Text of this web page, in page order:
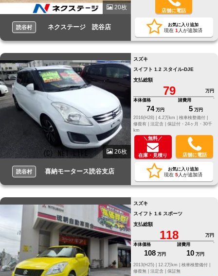
20枚
読谷村 ネクステージ 読谷店
店舗に電話
お気に入り追加
現在 1 人が追加済
26枚
読谷村 喜納モータース読谷支店
スズキ
スイフト 1.2 スタイル-DJE
支払総額
79
万円
本体価格
74 万円
諸費用
5 万円
2016(H28) |
4.2万km |
検車検整備付 |
修復有 | 法定含 | 保証付・24ヶ月・30千
km
＼無料／
在庫・見積り 店舗に電話
お気に入り追加
現在 5人が追加済
スズキ
スイフト 1.6 スポーツ
支払総額
118
万円
本体価格
108 万円
諸費用
10 万円
修復無 | 法定含 | 保証無